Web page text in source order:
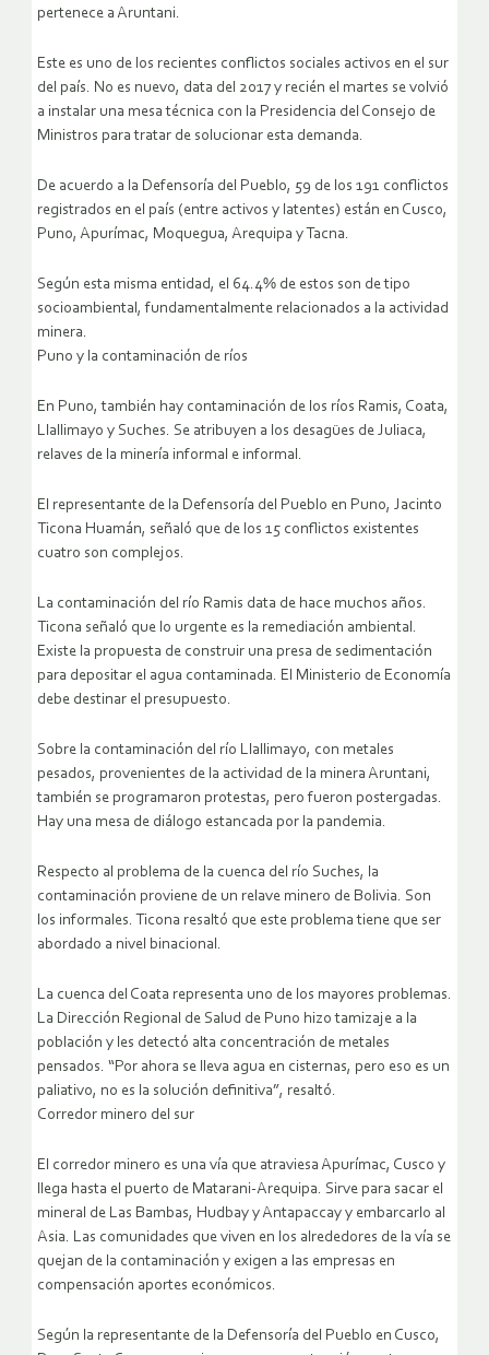
pertenece a Aruntani.
Este es uno de los recientes conflictos sociales activos en el sur
del país. No es nuevo, data del 2017 y recién el martes se volvió
a instalar una mesa técnica con la Presidencia del Consejo de
Ministros para tratar de solucionar esta demanda.
De acuerdo a la Defensoría del Pueblo, 59 de los 191 conflictos
registrados en el país (entre activos y latentes) están en Cusco,
Puno, Apurímac, Moquegua, Arequipa y Tacna.
Según esta misma entidad, el 64.4% de estos son de tipo
socioambiental, fundamentalmente relacionados a la actividad
minera.
Puno y la contaminación de ríos
En Puno, también hay contaminación de los ríos Ramis, Coata,
Llallimayo y Suches. Se atribuyen a los desagües de Juliaca,
relaves de la minería informal e informal.
El representante de la Defensoría del Pueblo en Puno, Jacinto
Ticona Huamán, señaló que de los 15 conflictos existentes
cuatro son complejos.
La contaminación del río Ramis data de hace muchos años.
Ticona señaló que lo urgente es la remediación ambiental.
Existe la propuesta de construir una presa de sedimentación
para depositar el agua contaminada. El Ministerio de Economía
debe destinar el presupuesto.
Sobre la contaminación del río Llallimayo, con metales
pesados, provenientes de la actividad de la minera Aruntani,
también se programaron protestas, pero fueron postergadas.
Hay una mesa de diálogo estancada por la pandemia.
Respecto al problema de la cuenca del río Suches, la
contaminación proviene de un relave minero de Bolivia. Son
los informales. Ticona resaltó que este problema tiene que ser
abordado a nivel binacional.
La cuenca del Coata representa uno de los mayores problemas.
La Dirección Regional de Salud de Puno hizo tamizaje a la
población y les detectó alta concentración de metales
pensados. “Por ahora se lleva agua en cisternas, pero eso es un
paliativo, no es la solución definitiva”, resaltó.
Corredor minero del sur
El corredor minero es una vía que atraviesa Apurímac, Cusco y
llega hasta el puerto de Matarani-Arequipa. Sirve para sacar el
mineral de Las Bambas, Hudbay y Antapaccay y embarcarlo al
Asia. Las comunidades que viven en los alrededores de la vía se
quejan de la contaminación y exigen a las empresas en
compensación aportes económicos.
Según la representante de la Defensoría del Pueblo en Cusco,